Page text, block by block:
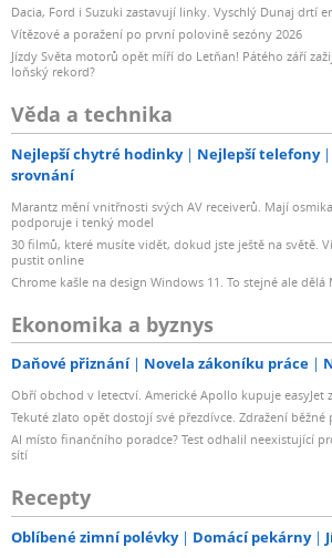
Dacia, Ford i Suzuki zastavují linky. Vyschlý Dunaj drtí
Vítězové a poražení po první polovině sezóny 2026
Jízdy Světa motorů opět míří do Letňan! Pátého září
loňský rekord?
Věda a technika
Nejlepší chytré hodinky Nejlepší telefony
srovnání
Marantz mění vnitřnosti svých AV receiverů. Mají
podporuje i tenký model
30 filmů, které musíte vidět, dokud jste ještě na světě.
pustit online
Chrome kašle na design Windows 11. To stejné ale dělá
Ekonomika a byznys
Daňové přiznání Novela zákoníku práce
Obří obchod v letectví. Americké Apollo kupuje easyJet
Tekuté zlato opět dostojí své přezdívce. Zdražení
AI místo finančního poradce? Test odhalil neexistující
sítí
Recepty
Oblíbené zimní polévky Domácí pekárny